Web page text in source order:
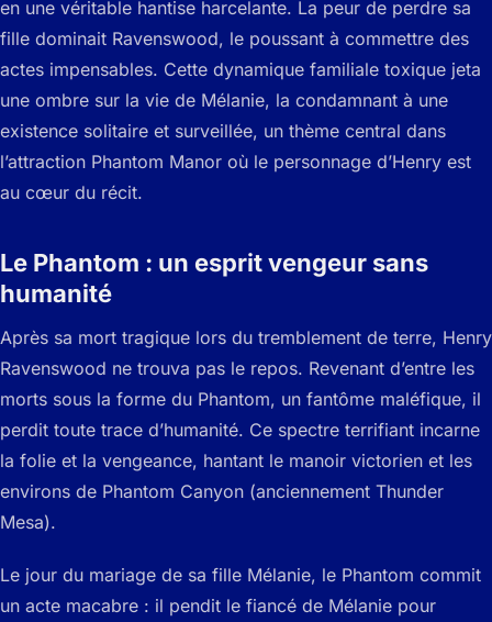
en une véritable hantise harcelante. La peur de perdre sa
fille dominait Ravenswood, le poussant à commettre des
actes impensables. Cette dynamique familiale toxique jeta
une ombre sur la vie de Mélanie, la condamnant à une
existence solitaire et surveillée, un thème central dans
l’attraction Phantom Manor où le personnage d’Henry est
au cœur du récit.
Le Phantom : un esprit vengeur sans
humanité
Après sa mort tragique lors du tremblement de terre, Henry
Ravenswood ne trouva pas le repos. Revenant d’entre les
morts sous la forme du Phantom, un fantôme maléfique, il
perdit toute trace d’humanité. Ce spectre terrifiant incarne
la folie et la vengeance, hantant le manoir victorien et les
environs de Phantom Canyon (anciennement Thunder
Mesa).
Le jour du mariage de sa fille Mélanie, le Phantom commit
un acte macabre : il pendit le fiancé de Mélanie pour